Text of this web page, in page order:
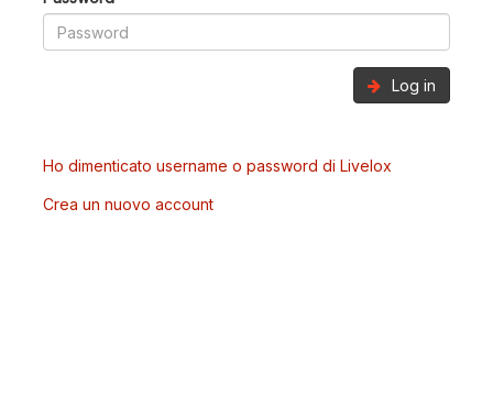
Log in
Ho dimenticato username o password di Livelox
Crea un nuovo account